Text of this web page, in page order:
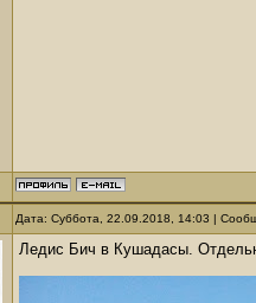
Дата: Суббота, 22.09.2018, 14:03 |
Ледис Бич в Кушадасы.